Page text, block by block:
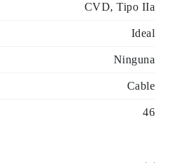
CVD, Tipo IIa
Ideal
Ninguna
Cable
46